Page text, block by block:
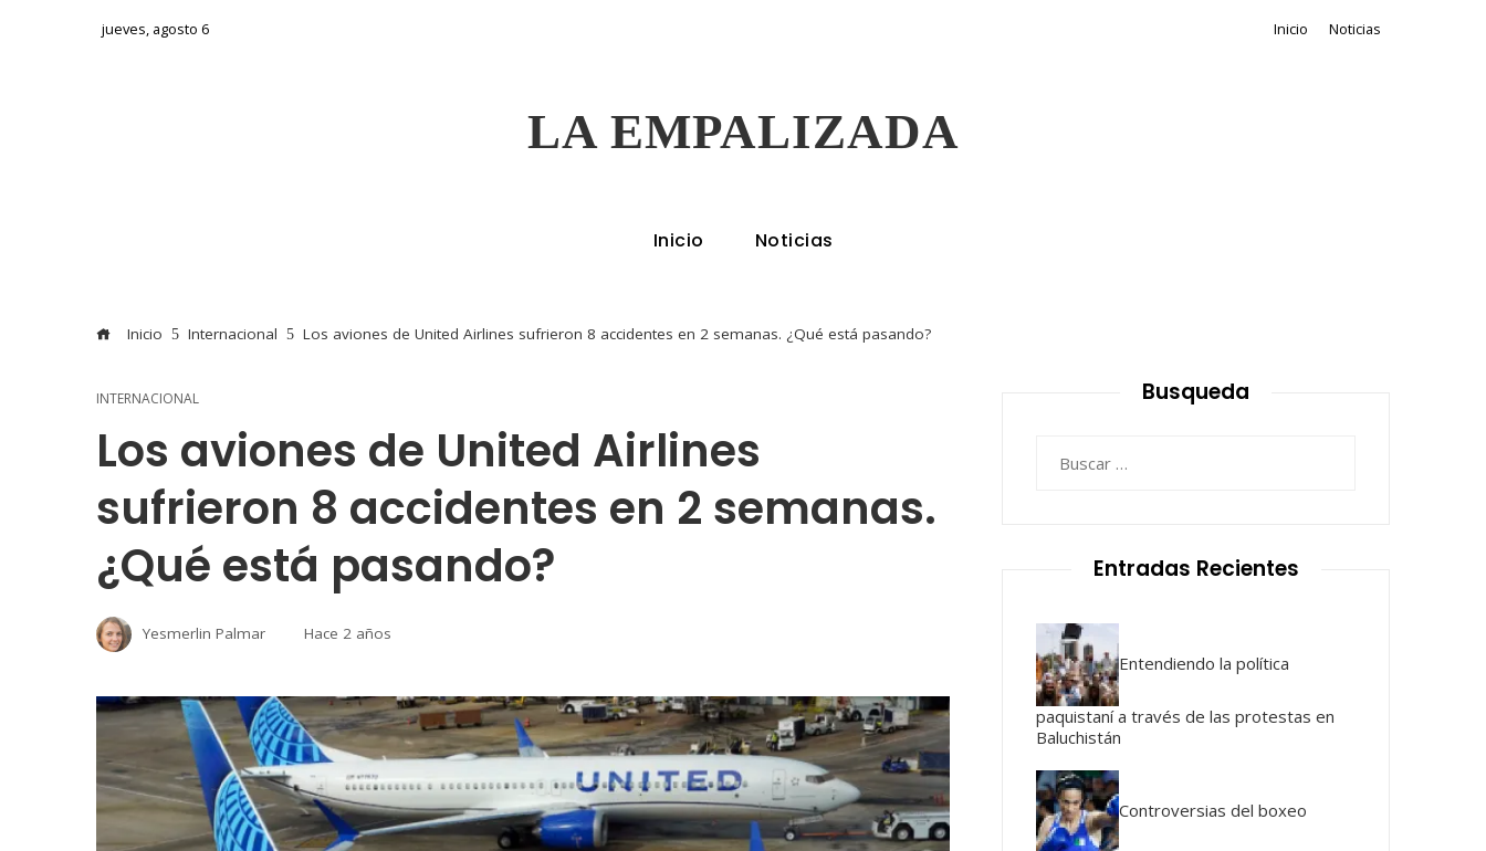
jueves, agosto 6 Inicio Noticias
LA EMPALIZADA
Inicio Noticias
Inicio Internacional Los aviones de United Airlines sufrieron 8 accidentes en 2 semanas. ¿Qué está pasando?
INTERNACIONAL
Los aviones de United Airlines
sufrieron 8 accidentes en 2 semanas.
¿Qué está pasando?
Yesmerlin Palmar Hace 2 años
Busqueda
Entradas Recientes
Entendiendo la política
paquistaní a través de las protestas en
Baluchistán
Controversias del boxeo